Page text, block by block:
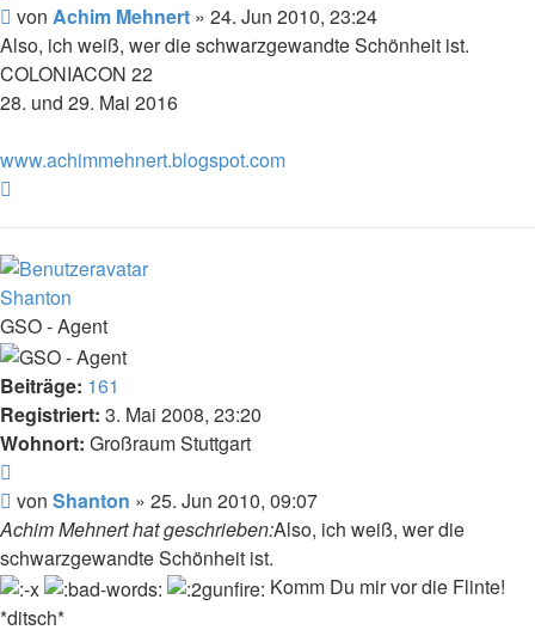
Beitrag
von Achim Mehnert » 24. Jun 2010, 23:24
Also, ich weiß, wer die schwarzgewandte Schönheit ist.
COLONIACON 22
28. und 29. Mai 2016
www.achimmehnert.blogspot.com
Shanton
GSO - Agent
Beiträge: 161
Registriert: 3. Mai 2008, 23:20
Wohnort: Großraum Stuttgart
Beitrag
von Shanton » 25. Jun 2010, 09:07
Achim Mehnert hat geschrieben:Also, ich weiß, wer die
schwarzgewandte Schönheit ist.
Komm Du mir vor die Flinte!
*ditsch*